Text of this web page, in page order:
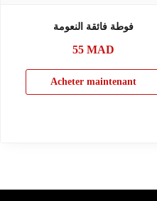
فوطة فائقة النعومة
55MAD
Acheter maintenant